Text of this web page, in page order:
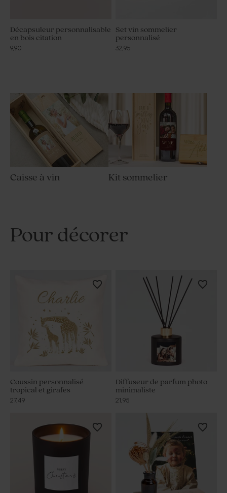
Décapsuleur personnalisable
en bois citation
9,90
Set vin sommelier
personnalisé
32,95
Caisse à vin Kit sommelier
Pour décorer
Coussin personnalisé
tropical et girafes
27,49
Diffuseur de parfum photo
minimaliste
21,95